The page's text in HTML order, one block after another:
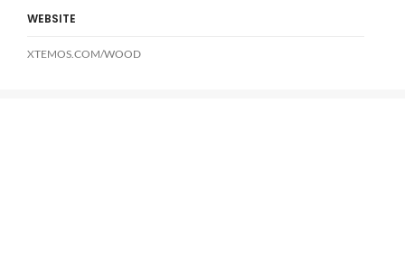
WEBSITE
XTEMOS.COM/WOOD